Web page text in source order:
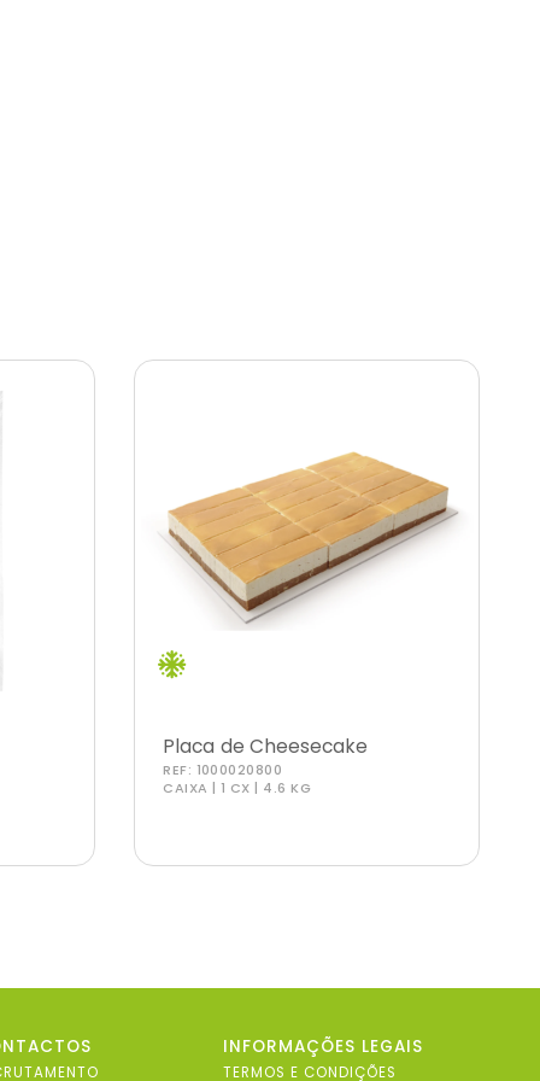
Placa de Cheesecake
Caramelo Salgado
REF: 1000020800
CAIXA | 1 CX | 4.6 KG
INFORMAÇÕES LEGAIS
TERMOS E CONDIÇÕES